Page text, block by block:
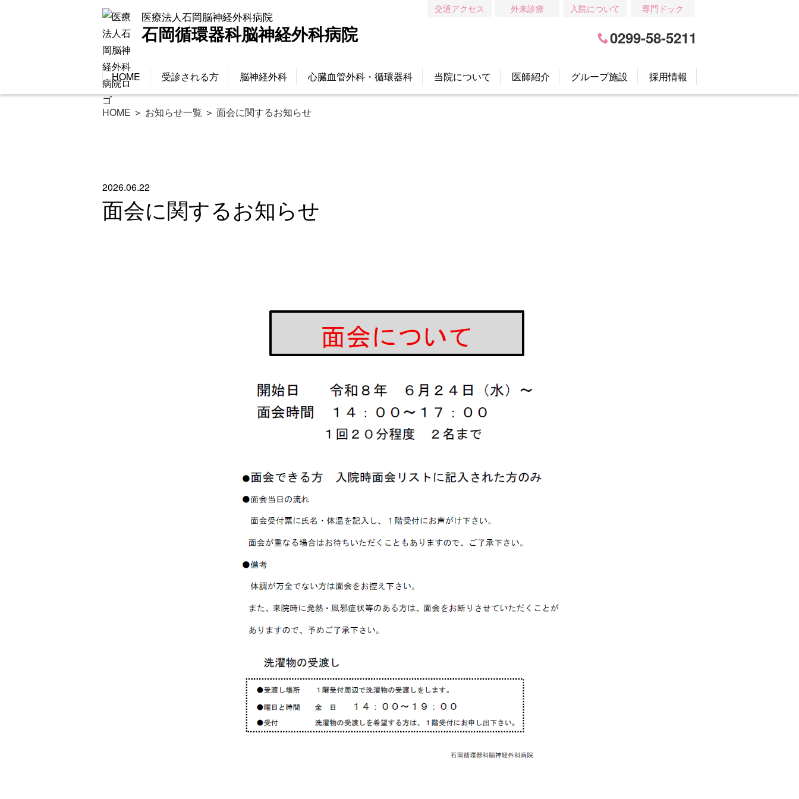
医療法人石岡脳神経外科病院
石岡循環器科脳神経外科病院
交通アクセス 外来診療 入院について 専門ドック
0299-58-5211
HOME 受診される方 脳神経外科 心臓血管外科・循環器科 当院について 医師紹介 グループ施設 採用情報
HOME ＞ お知らせ一覧 ＞ 面会に関するお知らせ
2026.06.22
面会に関するお知らせ